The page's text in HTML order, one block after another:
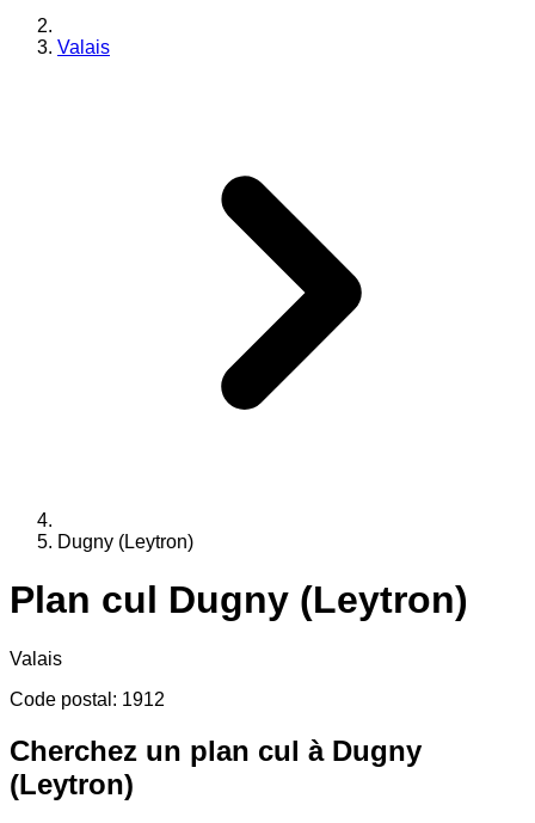
Valais
Dugny (Leytron)
Plan cul Dugny (Leytron)
Valais
Code postal : 1912
Cherchez un plan cul à Dugny
(Leytron)